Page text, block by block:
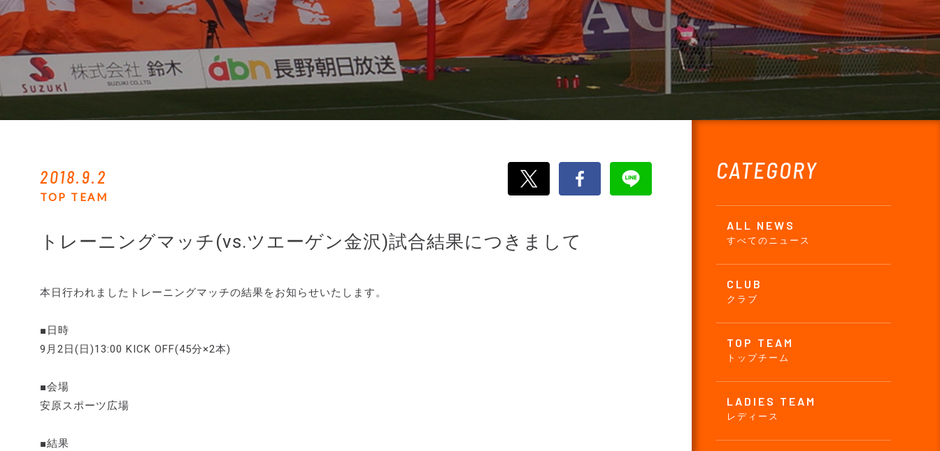
CATEGORY
ALL NEWS
すべてのニュース
CLUB
クラブ
TOP TEAM
トップチーム
LADIES TEAM
レディース
2018.9.2
TOP TEAM
トレーニングマッチ(vs.ツエーゲン金沢)試合結果につきまして
本日行われましたトレーニングマッチの結果をお知らせいたします。
■日時
9月2日(日)13:00 KICK OFF(45分×2本)
■会場
安原スポーツ広場
■結果